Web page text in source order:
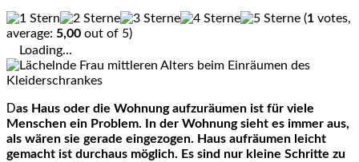
(1 votes,
average: 5,00 out of 5)
Loading...
Das Haus oder die Wohnung aufzuräumen ist für viele
Menschen ein Problem. In der Wohnung sieht es immer aus,
als wären sie gerade eingezogen. Haus aufräumen leicht
gemacht ist durchaus möglich. Es sind nur kleine Schritte zu